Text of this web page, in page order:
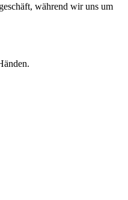
während wir uns um